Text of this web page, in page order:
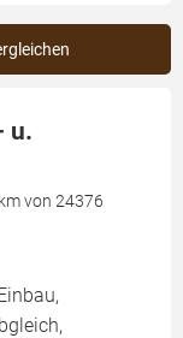
u.
von 24376